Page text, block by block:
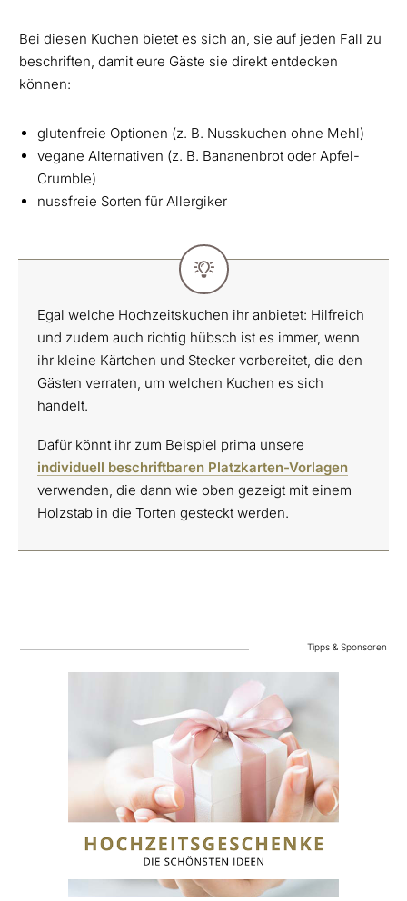
Bei diesen Kuchen bietet es sich an, sie auf jeden Fall zu
beschriften, damit eure Gäste sie direkt entdecken
können:
glutenfreie Optionen (z. B. Nusskuchen ohne Mehl)
vegane Alternativen (z. B. Bananenbrot oder Apfel-
Crumble)
nussfreie Sorten für Allergiker
Egal welche Hochzeitskuchen ihr anbietet: Hilfreich
und zudem auch richtig hübsch ist es immer, wenn
ihr kleine Kärtchen und Stecker vorbereitet, die den
Gästen verraten, um welchen Kuchen es sich
handelt.
Dafür könnt ihr zum Beispiel prima unsere
individuell beschriftbaren Platzkarten-Vorlagen
verwenden, die dann wie oben gezeigt mit einem
Holzstab in die Torten gesteckt werden.
Tipps & Sponsoren